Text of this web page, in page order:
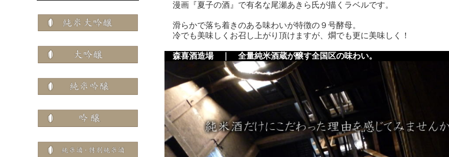
漫画『夏子の酒』で有名な尾瀬あきら氏が描くラベルです。
滑らかで落ち着きのある味わいが特徴の９号酵母。
冷でも美味しくお召し上がり頂けますが、燗でも更に美味しく！
森喜酒造場 ｜ 全量純米酒蔵が醸す全国区の味わい。